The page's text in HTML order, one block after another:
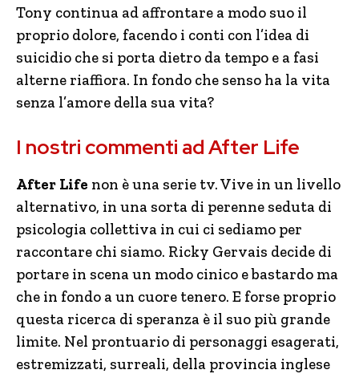
Tony continua ad affrontare a modo suo il
proprio dolore, facendo i conti con l’idea di
suicidio che si porta dietro da tempo e a fasi
alterne riaffiora. In fondo che senso ha la vita
senza l’amore della sua vita?
I nostri commenti ad After Life
After Life non è una serie tv. Vive in un livello
alternativo, in una sorta di perenne seduta di
psicologia collettiva in cui ci sediamo per
raccontare chi siamo. Ricky Gervais decide di
portare in scena un modo cinico e bastardo ma
che in fondo a un cuore tenero. E forse proprio
questa ricerca di speranza è il suo più grande
limite. Nel prontuario di personaggi esagerati,
estremizzati, surreali, della provincia inglese